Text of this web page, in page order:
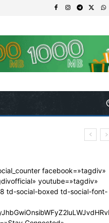
facebook=»tagdiv»
youtube=»tagdiv»
td-social-boxed td-social-font-